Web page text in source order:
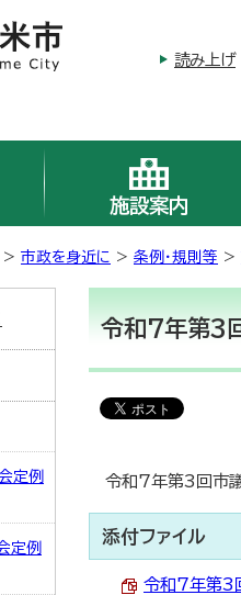
読み上げ
施設案内
> 市政を身近に > 条例・規則等 >
令和7年第3
令和7年第3回市
添付ファイル
令和7年第3
定例
定例